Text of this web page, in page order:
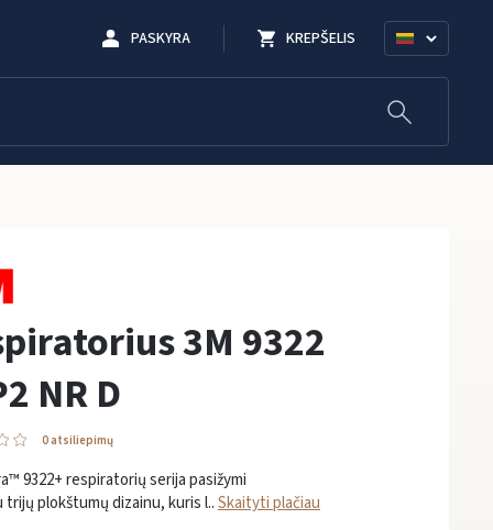
PASKYRA KREPŠELIS
3M 9322
NR D
0 atsiliepimų
9322+ respiratorių serija pasižymi
trijų plokštumų dizainu, kuris l..Skaityti plačiau